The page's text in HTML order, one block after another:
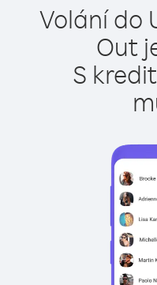
Volání do
Out
S